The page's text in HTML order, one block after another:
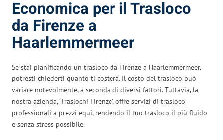
Economica per il Trasloco
da Firenze a
Haarlemmermeer
Se stai pianificando un trasloco da Firenze a Haarlemmermeer,
potresti chiederti quanto ti costerà. Il costo del trasloco può
variare notevolmente, a seconda di diversi fattori. Tuttavia, la
nostra azienda, ‘Traslochi Firenze’, offre servizi di trasloco
professionali a prezzi equi, rendendo il tuo trasloco il più fluido
e senza stress possibile.